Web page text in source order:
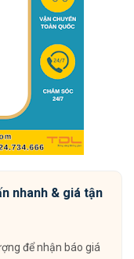
nhanh & giá tận
để nhận báo giá